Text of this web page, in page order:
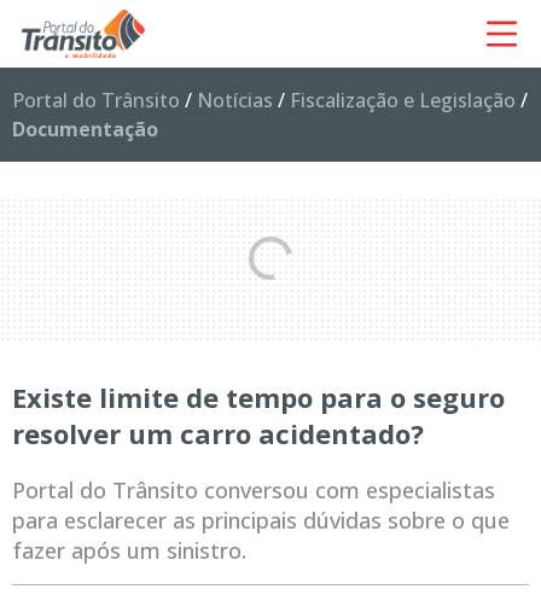
Portal do Trânsito / Notícias / Fiscalização e Legislação /
Documentação
Existe limite de tempo para o seguro
resolver um carro acidentado?
Portal do Trânsito conversou com especialistas
para esclarecer as principais dúvidas sobre o que
fazer após um sinistro.